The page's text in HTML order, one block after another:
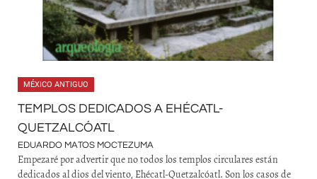
MÉXICO ANTIGUO
TEMPLOS DEDICADOS A EHÉCATL-
QUETZALCÓATL
EDUARDO MATOS MOCTEZUMA
Empezaré por advertir que no todos los templos circulares están
dedicados al dios del viento, Ehécatl-Quetzalcóatl. Son los casos de